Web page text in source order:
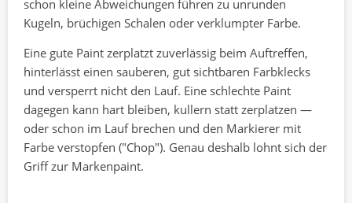
schon kleine Abweichungen führen zu unrunden
Kugeln, brüchigen Schalen oder verklumpter Farbe.
Eine gute Paint zerplatzt zuverlässig beim Auftreffen,
hinterlässt einen sauberen, gut sichtbaren Farbklecks
und versperrt nicht den Lauf. Eine schlechte Paint
dagegen kann hart bleiben, kullern statt zerplatzen —
oder schon im Lauf brechen und den Markierer mit
Farbe verstopfen ("Chop"). Genau deshalb lohnt sich der
Griff zur Markenpaint.